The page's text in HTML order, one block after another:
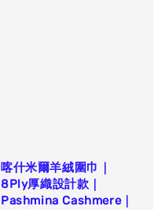
喀什米爾羊絨圍巾｜
8Ply厚織設計款｜
Pashmina Cashmere｜